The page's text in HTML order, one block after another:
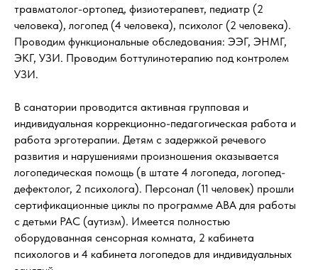
травматолог-ортопед, физиотерапевт, педиатр (2
человека), логопед (4 человека), психолог (2 человека).
Проводим функциональные обследования: ЭЭГ, ЭНМГ,
ЭКГ, УЗИ. Проводим боттулинотерапию под контролем
УЗИ.
В санатории проводится активная групповая и
индивидуальная коррекционно-педагогическая работа и
работа эрготерапии. Детям с задержкой речевого
развития и нарушениями произношения оказывается
логопедическая помощь (в штате 4 логопеда, логопед-
дефектолог, 2 психолога). Персонал (11 человек) прошли
сертификационные циклы по программе АВА для работы
с детьми РАС (аутизм). Имеется полностью
оборудованная сенсорная комната, 2 кабинета
психологов и 4 кабинета логопедов для индивидуальных